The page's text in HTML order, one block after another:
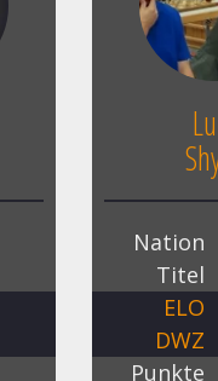
Nation
Titel
ELO
DWZ
Punkte